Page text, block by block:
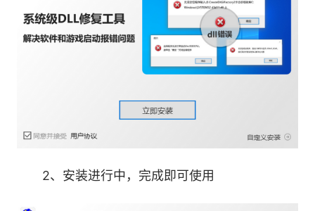
注册表修复，各种程序故障，闪退，卡顿等问
题
2、安装进行中，完成即可使用